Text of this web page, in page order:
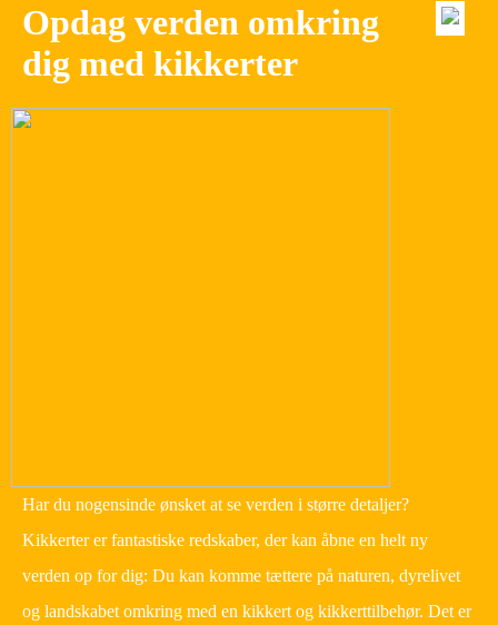
Opdag verden omkring
dig med kikkerter
Har du nogensinde ønsket at se verden i større detaljer?
Kikkerter er fantastiske redskaber, der kan åbne en helt ny
verden op for dig: Du kan komme tættere på naturen, dyrelivet
og landskabet omkring med en kikkert og kikkerttilbehør. Det er